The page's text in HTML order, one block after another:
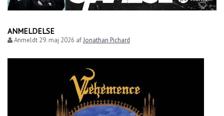
ANMELDELSE
Anmeldt 29. maj 2026 afJonathan Pichard